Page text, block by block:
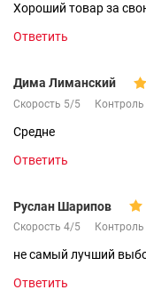
Хороший товар за
Ответить
Дима Лиманский
Скорость 5/5
Средне
Ответить
Руслан Шарипов
Скорость 4/5
не самый лучший
Ответить